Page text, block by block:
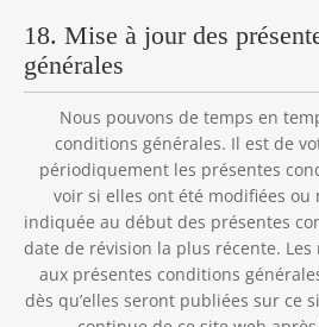
18. Mise à jour des
générales
Nous pouvons de temps en
conditions générales. Il est de
périodiquement les présentes
voir si elles ont été modifiées ou
indiquée au début des présentes
date de révision la plus récente.
aux présentes conditions
dès qu’elles seront publiées sur ce